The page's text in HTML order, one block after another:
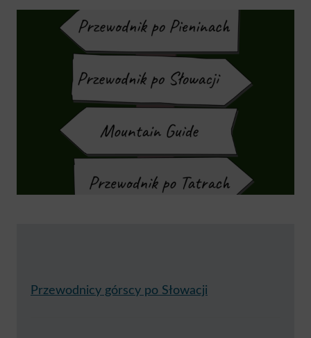
Przewodnicy górscy po Słowacji